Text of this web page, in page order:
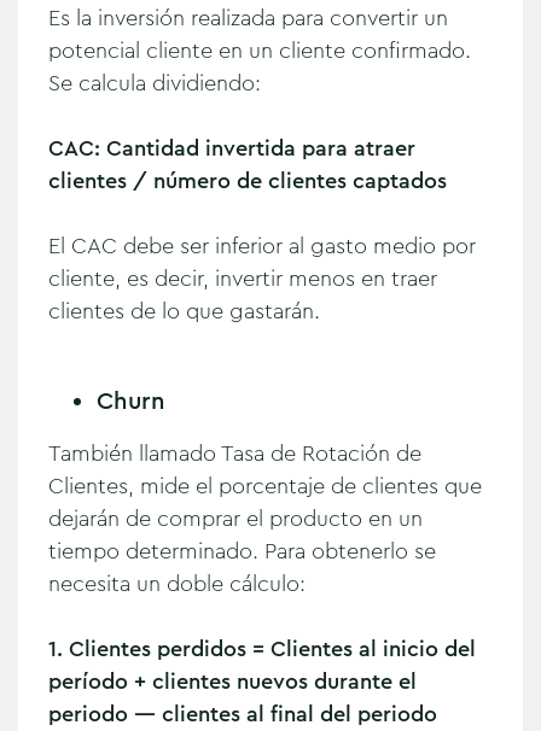
Es la inversión realizada para convertir un
potencial cliente en un cliente confirmado.
Se calcula dividiendo:
CAC: Cantidad invertida para atraer
clientes / número de clientes captados
El CAC debe ser inferior al gasto medio por
cliente, es decir, invertir menos en traer
clientes de lo que gastarán.
Churn
También llamado Tasa de Rotación de
Clientes, mide el porcentaje de clientes que
dejarán de comprar el producto en un
tiempo determinado. Para obtenerlo se
necesita un doble cálculo:
1. Clientes perdidos = Clientes al inicio del
período + clientes nuevos durante el
periodo — clientes al final del periodo